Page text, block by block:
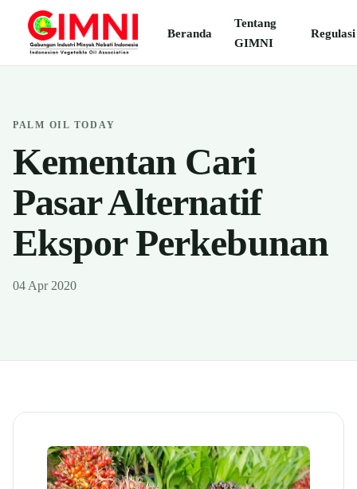
Beranda
Tentang
GIMNI
Regulasi
PALM OIL TODAY
Kementan Cari
Pasar Alternatif
Ekspor Perkebunan
04 Apr 2020